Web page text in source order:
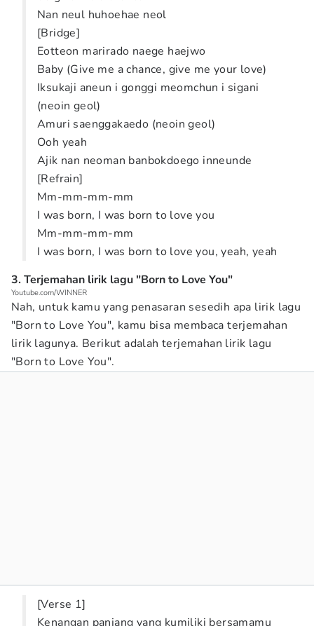
Nan neul huhoehae neol
[Bridge]
Eotteon marirado naege haejwo
Baby (Give me a chance, give me your love)
Iksukaji aneun i gonggi meomchun i sigani
(neoin geol)
Amuri saenggakaedo (neoin geol)
Ooh yeah
Ajik nan neoman banbokdoego inneunde
[Refrain]
Mm-mm-mm-mm
I was born, I was born to love you
Mm-mm-mm-mm
I was born, I was born to love you, yeah, yeah
3. Terjemahan lirik lagu "Born to Love You"
Youtube.com/WINNER
Nah, untuk kamu yang penasaran sesedih apa lirik lagu
"Born to Love You", kamu bisa membaca terjemahan
lirik lagunya. Berikut adalah terjemahan lirik lagu
"Born to Love You".
[Verse 1]
Kenangan panjang yang kumiliki bersamamu